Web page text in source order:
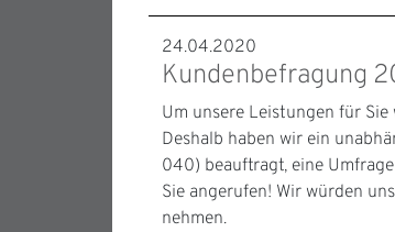
24.04.2020
Kundenbefragung
Um unsere Leistungen für
Deshalb haben wir ein
040) beauftragt, eine
Sie angerufen! Wir würden
nehmen.